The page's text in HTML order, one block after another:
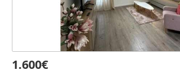
1.600€